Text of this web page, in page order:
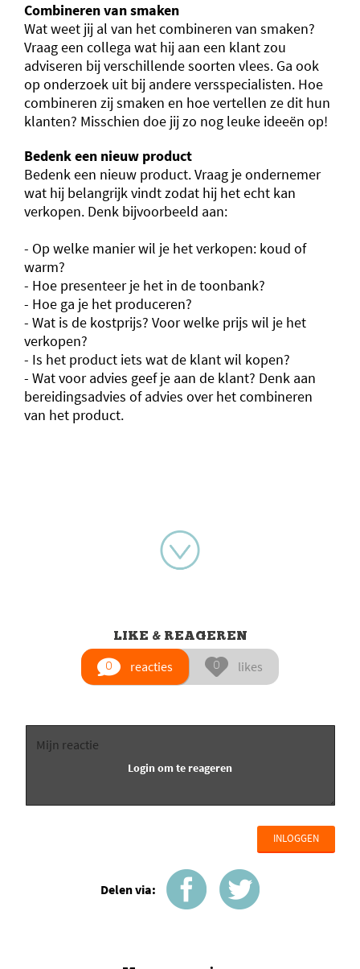
Combineren van smaken
Wat weet jij al van het combineren van smaken?
Vraag een collega wat hij aan een klant zou
adviseren bij verschillende soorten vlees. Ga ook
op onderzoek uit bij andere versspecialisten. Hoe
combineren zij smaken en hoe vertellen ze dit hun
klanten? Misschien doe jij zo nog leuke ideeën op!
Bedenk een nieuw product
Bedenk een nieuw product. Vraag je ondernemer
wat hij belangrijk vindt zodat hij het echt kan
verkopen. Denk bijvoorbeeld aan:
- Op welke manier wil je het verkopen: koud of
warm?
- Hoe presenteer je het in de toonbank?
- Hoe ga je het produceren?
- Wat is de kostprijs? Voor welke prijs wil je het
verkopen?
- Is het product iets wat de klant wil kopen?
- Wat voor advies geef je aan de klant? Denk aan
bereidingsadvies of advies over het combineren
van het product.
LIKE & REAGEREN
reacties likes
INLOGGEN
Delen via: